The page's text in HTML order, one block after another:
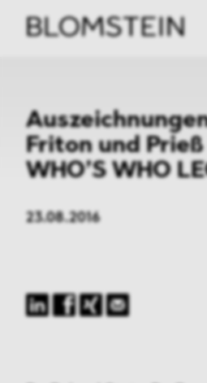
Friton und
WHO’S WHO
23.08.2016